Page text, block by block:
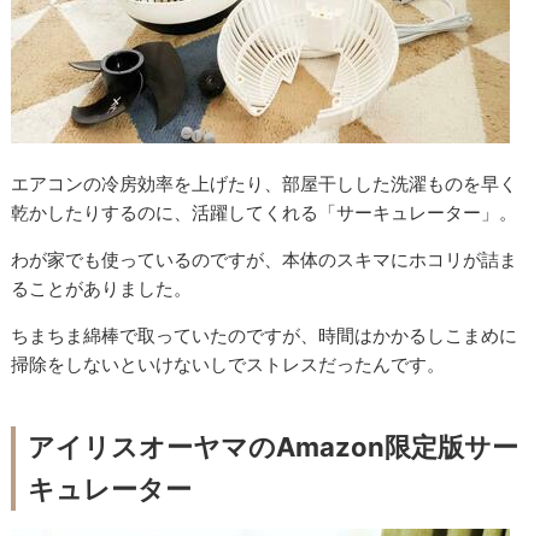
エアコンの冷房効率を上げたり、部屋干しした洗濯ものを早く
乾かしたりするのに、活躍してくれる「サーキュレーター」。
わが家でも使っているのですが、本体のスキマにホコリが詰ま
ることがありました。
ちまちま綿棒で取っていたのですが、時間はかかるしこまめに
掃除をしないといけないしでストレスだったんです。
アイリスオーヤマのAmazon限定版サー
キュレーター